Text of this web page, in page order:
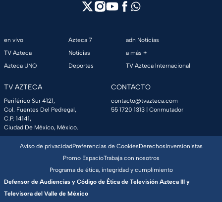
en vivo
TV Azteca
Azteca UNO
Azteca 7
Noticias
Deportes
adn Noticias
a más +
TV Azteca Internacional
TV AZTECA
Periférico Sur 4121,
Col. Fuentes Del Pedregal,
C.P. 14141,
Ciudad De México, México.
CONTACTO
contacto@tvazteca.com
55 1720 1313 | Conmutador
Aviso de privacidadPreferencias de CookiesDerechosInversionistas
Promo EspacioTrabaja con nosotros
Programa de ética, integridad y cumplimiento
Defensor de Audiencias y Código de Ética de Televisión Azteca III y
Televisora del Valle de México